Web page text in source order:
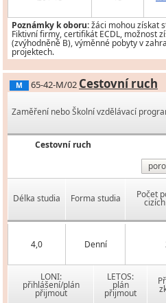
Poznámky k oboru:žáci mohou získat
Fiktivní firmy, certifikát ECDL, možnost
(zvýhodněně B), výměnné pobyty v
projektech.
M 65-42-M/02 Cestovní ruch
Zaměření nebo Školní vzdělávací
Cestovní ruch
Délka studia Forma studia Počet
4,0 Denní
LONI:
přihlášení/plán
přijmout
LETOS:
plán
přijmout